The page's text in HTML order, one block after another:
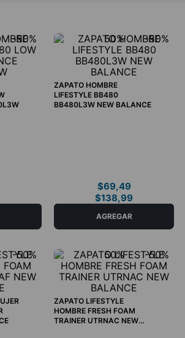
-50% -50%
50%
ZAPATO HOMBRE
LIFESTYLE BB480
BB480L3W NEW BALANCE
$69,49
$138,99
COMPRAR AHORA
AGREGAR
-50% -50%
50%
ZAPATO LIFESTYLE
HOMBRE FRESH FOAM
TRAINER UTRNAC NEW